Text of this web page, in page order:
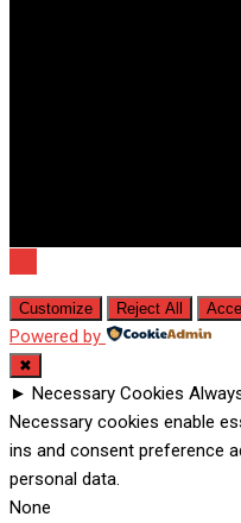
Customize Reject All
Powered by
✖
► Necessary Cookies
Necessary cookies enable
ins and consent preference
personal data.
None